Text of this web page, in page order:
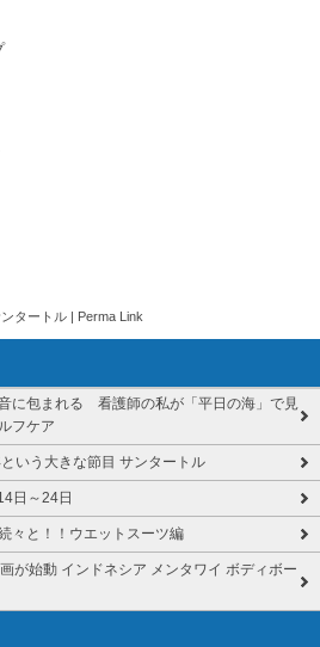
タートル Perma Link
に包まれる 看護師の私が「平日の海」で見
フケア
いう大きな節目 サンタートル
日～24日
々と！！ウエットスーツ編
が始動 インドネシア メンタワイ ボディボー